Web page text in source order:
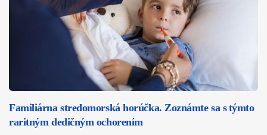
Familiárna stredomorská horúčka. Zoznámte sa s týmto
raritným dedičným ochorením